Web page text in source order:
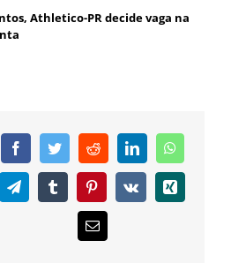
Athletico-PR decide vaga na
FacebookTwitterRedditLinkedIn
TelegramTumblr PinterestVk Xing
E-
mail